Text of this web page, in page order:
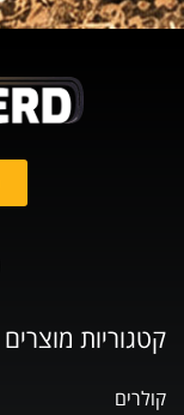
קטגוריות מוצרים
קולרים